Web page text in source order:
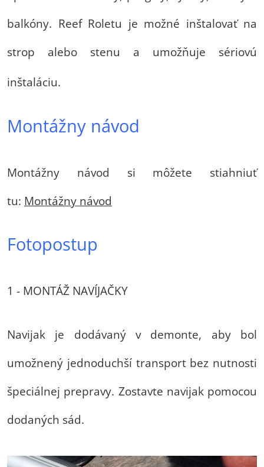
balkóny. Reef Roletu je možné inštalovať na
strop alebo stenu a umožňuje sériovú
inštaláciu.
Montážny návod
Montážny návod si môžete stiahniuť
tu: Montážny návod
Fotopostup
1 - MONTÁŽ NAVÍJAČKY
Navijak je dodávaný v demonte, aby bol
umožnený jednoduchší transport bez nutnosti
špeciálnej prepravy. Zostavte navijak pomocou
dodaných sád.